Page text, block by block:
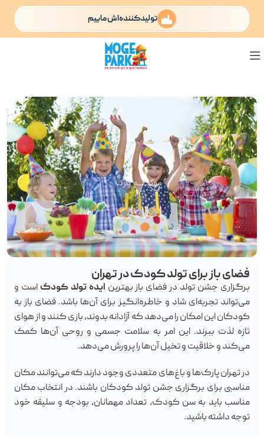
تولیدکننده‌اش ماییم
فضای باز برای تولد کودک در تهران
برگزاری جشن تولد در فضای باز بهترین ایده تولد کودک است و
می‌تواند تجربه‌ای شاد و خاطره‌انگیز برای آن‌ها باشد. فضای باز به
کودکان این امکان را می‌دهد که آزادانه بدوند، بازی کنند و از هوای
تازه لذت ببرند. این امر به سلامت جسمی و روحی آن‌ها کمک
می‌کند و خلاقیت و تخیل آن‌ها را پرورش می‌دهد.
در تهران پارک‌ها و باغ‌های متعددی وجود دارند که می‌توانند مکان
مناسبی برای برگزاری جشن تولد کودکان باشند. در انتخاب مکان
مناسب باید به سن کودک، تعداد مهمانان، بودجه و سلیقه خود
توجه داشته باشید.